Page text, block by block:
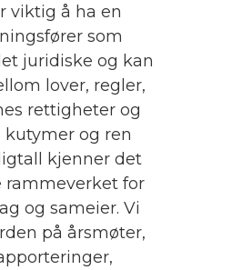
viktig å ha en
som
juridiske og kan
lover, regler,
rettigheter og
kutymer og ren
kjenner det
rammeverket for
og sameier. Vi
på årsmøter,